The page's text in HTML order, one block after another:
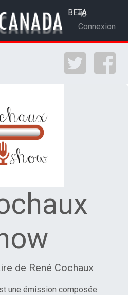
BETA
Connexion
de René Cochaux
une émission composée